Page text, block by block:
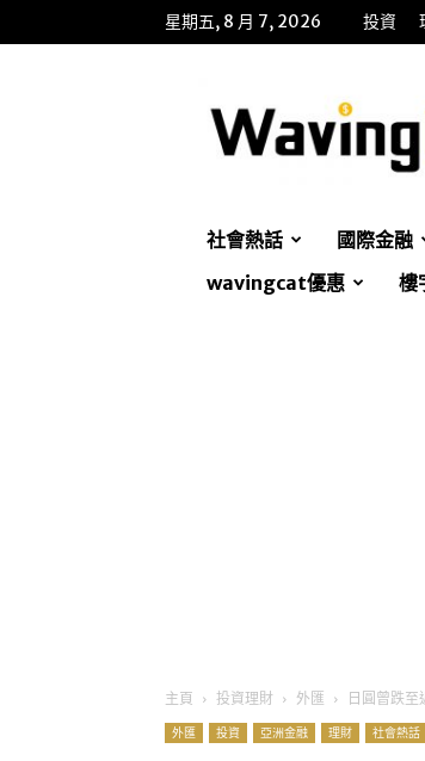
星期五, 8 月 7, 2026 投資
招
財
貓
社會熱話 國際金融
wavingcat優惠
樓
主頁 投資理財 外匯 日圓曾跌至
外匯 投資 亞洲金融 理財 社會熱話